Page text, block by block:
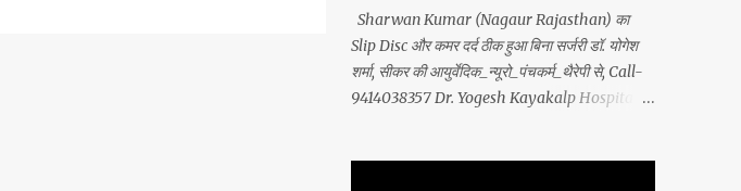
combination of Ayurvedic Neuro Therapy ,
Nadi Steam Therapy , Acupuncture Therapy
, Cuping Therapy , Yoga-Sadhna Therapy .
Apart from this, the successful treatment of
Sharwan Kumar (Nagaur Rajasthan) का
Slip Disc और कमर दर्द ठीक हुआ बिना सर्जरी डॉ. योगेश
शर्मा, सीकर की आयुर्वेदिक_न्यूरो_पंचकर्म_थैरेपी से, Call-
9414038357 Dr. Yogesh Kayakalp Hospital,